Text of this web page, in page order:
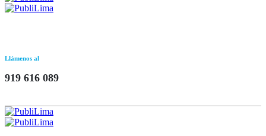
Llámenos al
919 616 089